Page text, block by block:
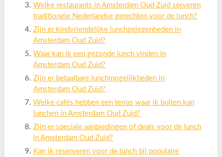
Welke restaurants in Amsterdam Oud Zuid serveren
traditionele Nederlandse gerechten voor de lunch?
Zijn er kindvriendelijke lunchgelegenheden in
Amsterdam Oud Zuid?
Waar kan ik een gezonde lunch vinden in
Amsterdam Oud Zuid?
Zijn er betaalbare lunchmogelijkheden in
Amsterdam Oud Zuid?
Welke cafés hebben een terras waar ik buiten kan
lunchen in Amsterdam Oud Zuid?
Zijn er speciale aanbiedingen of deals voor de lunch
in Amsterdam Oud Zuid?
Kan ik reserveren voor de lunch bij populaire